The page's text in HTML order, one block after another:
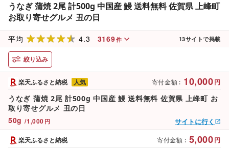
うなぎ 蒲焼 2尾 計500g 中国産 鰻 送料無料 佐賀県 上峰町
お取り寄せグルメ 丑の日
平均 4.3 3169件 13サイトで掲載
絞り込み
寄付金額 : 10,000円
50g /1,000 円
楽天ふるさと納税
うなぎ 蒲焼 2尾 計500g 中国産 鰻 送料無料 佐賀県 上峰町 お
取り寄せグルメ 丑の日
人気
サイトに行く
寄付金額 : 5,000円
楽天ふるさと納税